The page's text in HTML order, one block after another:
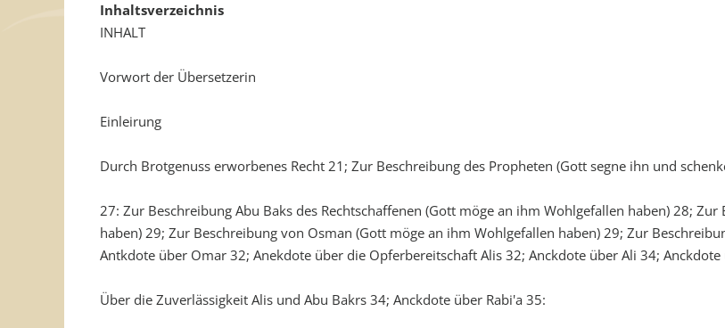
Inhaltsverzeichnis
INHALT
Vorwort der Übersetzerin
Einleirung
Durch Brotgenuss erworbenes Recht 21; Zur Beschreibung des Propheten (Gott segne ihn und
27: Zur Beschreibung Abu Baks des Rechtschaffenen (Gott möge an ihm Wohlgefallen haben) 28;
haben) 29; Zur Beschreibung von Osman (Gott möge an ihm Wohlgefallen haben) 29; Zur
Antkdote über Omar 32; Anekdote über die Opferbereitschaft Alis 32; Anckdote über Ali 34;
Über die Zuverlässigkeit Alis und Abu Bakrs 34; Anckdote über Rabi'a 35: